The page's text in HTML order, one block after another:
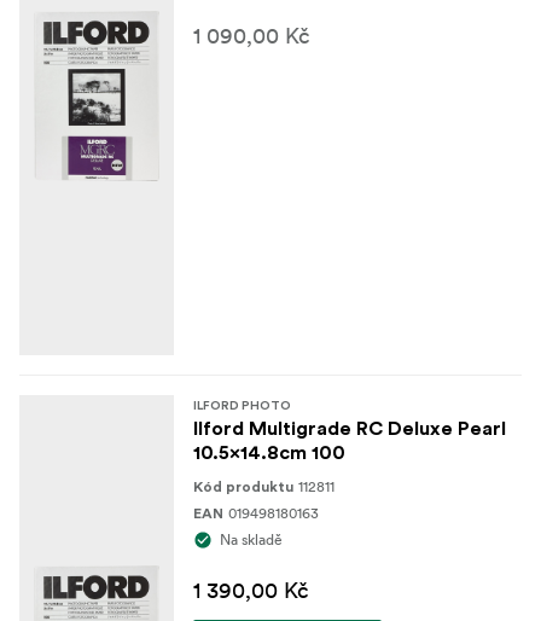
1 090,00 Kč
ILFORD PHOTO
Ilford Multigrade RC Deluxe Pearl
10.5x14.8cm 100
Kód produktu 112811
EAN 019498180163
Na skladě
1 390,00 Kč